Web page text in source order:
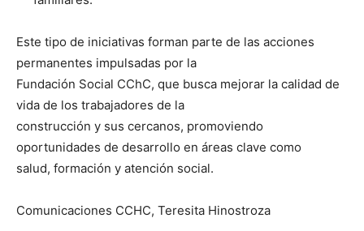
Este tipo de iniciativas forman parte de las acciones
permanentes impulsadas por la
Fundación Social CChC, que busca mejorar la calidad de
vida de los trabajadores de la
construcción y sus cercanos, promoviendo
oportunidades de desarrollo en áreas clave como
salud, formación y atención social.
Comunicaciones CCHC, Teresita Hinostroza